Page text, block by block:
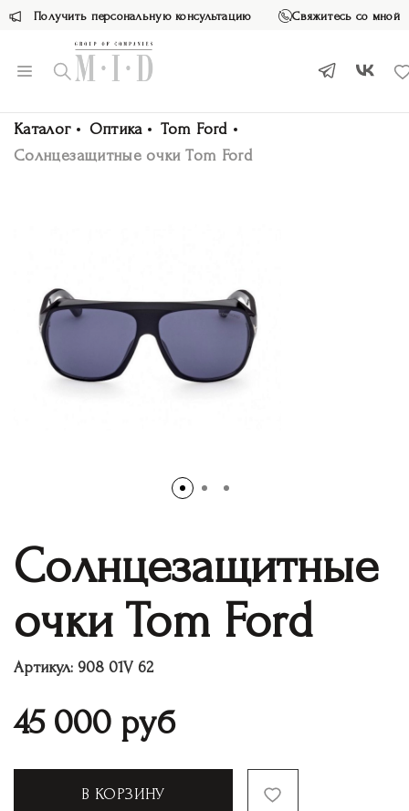
Получить персональную консультацию Свяжитесь со мной
Каталог Оптика
Tom Ford
Солнцезащитные очки Tom Ford
Солнцезащитные
очки Tom Ford
Артикул: 908 01V 62
45 000 руб
В КОРЗИНУ